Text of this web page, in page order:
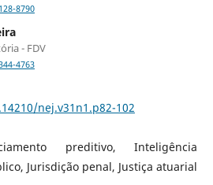
8790
- FDV
4763
nej.v31n1.p82-102
preditivo, Inteligência
Jurisdição penal, Justiça atuarial